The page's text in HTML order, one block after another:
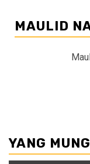
MAULID
YANG